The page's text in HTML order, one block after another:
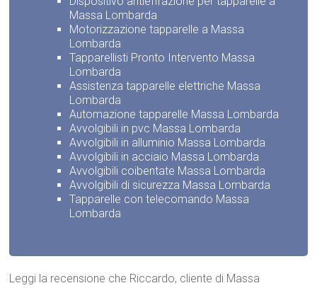
Massa Lombarda
Motorizzazione tapparelle a Massa
Lombarda
Tapparellisti Pronto Intervento Massa
Lombarda
Assistenza tapparelle elettriche Massa
Lombarda
Automazione tapparelle Massa Lombarda
Avvolgibili in pvc Massa Lombarda
Avvolgibili in alluminio Massa Lombarda
Avvolgibili in acciaio Massa Lombarda
Avvolgibili coibentate Massa Lombarda
Avvolgibili di sicurezza Massa Lombarda
Tapparelle con telecomando Massa
Lombarda
Leggi la recensione che Riccardo, cliente di Massa